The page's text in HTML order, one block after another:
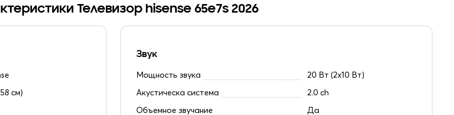
Телевизор hisense 65e7s 2026
см)
Звук
Мощность звука
20 Вт (2х10 Вт)
Акустическа система
2.0 ch
Объемное звучание
Да